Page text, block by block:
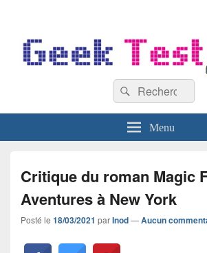
Recherche :
Rechercher
Menu
Critique du roman Magic
Aventures à New York
Posté le 18/03/2021 parInod—Aucun